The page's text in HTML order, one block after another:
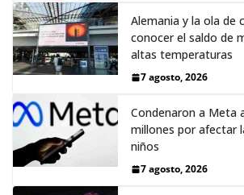
Alemania y la ola de
conocer el saldo de
altas temperaturas
7 agosto, 2026
Condenaron a Meta
millones por afectar
niños
7 agosto, 2026